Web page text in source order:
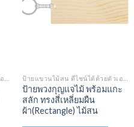
ป้ายพวงกุญแจไม้ พร้อมแกะ
สลัก ทรงสี่เหลี่ยมผืน
ผ้า(Rectangle) ไม้สน